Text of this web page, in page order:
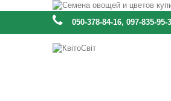
: 050-378-84-16, 097-835-95-